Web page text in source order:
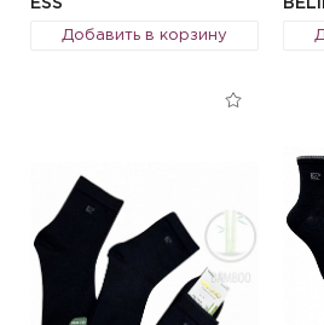
ESS
Добавить в корзину